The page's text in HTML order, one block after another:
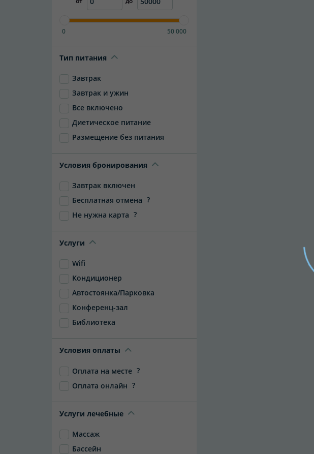
0 50 000
Тип питания
Завтрак
Завтрак и ужин
Все включено
Диетическое питание
Размещение без питания
Условия бронирования
Завтрак включен
Бесплатная отмена ?
Не нужна карта ?
Услуги
Wifi
Кондиционер
Автостоянка/Парковка
Конференц-зал
Библиотека
Условия оплаты
Оплата на месте ?
Оплата онлайн ?
Услуги лечебные
Массаж
Бассейн